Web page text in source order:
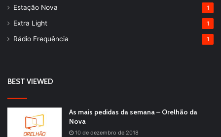
Estação Nova 1
Extra Light 1
Rádio Frequência 1
BEST VIEWED
As mais pedidas da semana – Orelhão da
Nova
10 de dezembro de 2018